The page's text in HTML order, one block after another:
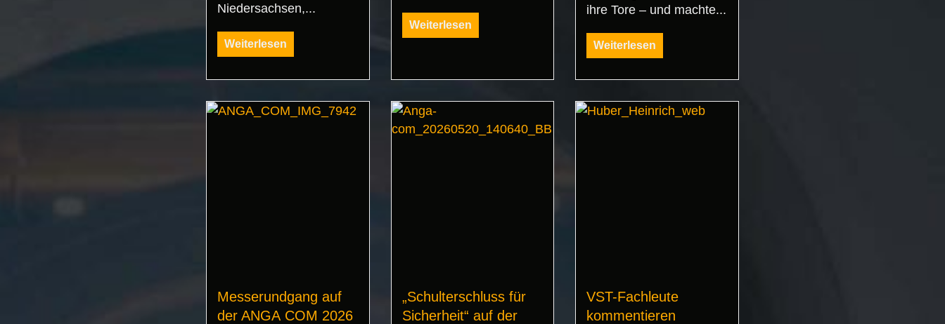
Niedersachsen,...
Weiterlesen
Weiterlesen
ihre Tore – und machte...
Weiterlesen
Messerundgang auf
der ANGA COM 2026
„Schulterschluss für
Sicherheit“ auf der
VST-Fachleute
kommentieren